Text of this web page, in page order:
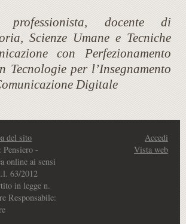
professionista, docente di
Scienze Umane e Tecniche
con Perfezionamento
Tecnologie per l’Insegnamento
Digitale
del sito
-
online ai sensi
63/2012
in legge n.
Responsabile:
Accedi
Vista web